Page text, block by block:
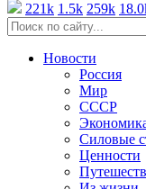
221k 1.5k 259k
Новости
Россия
Мир
СССР
Силовые
Ценности